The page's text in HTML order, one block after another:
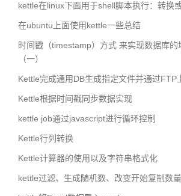
kettle在linux下面用于shell脚本执行：转换
在ubuntu上面使用kettle一些总结
时间戳（timestamp）方式 来实现数据库的
（一）
Kettle完成通用DB生成指定文件并通过FTP
Kettle根据时间戳同步数据实现
kettle job通过javascript进行循环控制
Kettle行列转换
Kettle计算器的使用以及字符串格式化
kettle过滤、生成随机数、改变开始复制数量